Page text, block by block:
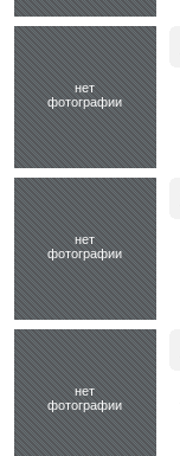
нет
фотографии
нет
фотографии
нет
фотографии